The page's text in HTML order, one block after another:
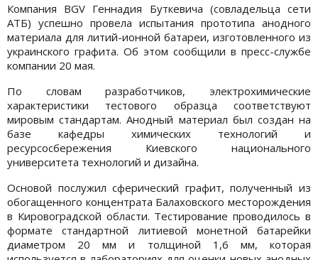
Компания BGV Геннадия Буткевича (совладельца сети
АТБ) успешно провела испытания прототипа анодного
материала для литий-ионной батареи, изготовленного из
украинского графита. Об этом сообщили в пресс-службе
компании 20 мая.
По словам разработчиков, электрохимические
характеристики тестового образца соответствуют
мировым стандартам. Анодный материал был создан на
базе кафедры химических технологий и
ресурсосбережения Киевского национального
университета технологий и дизайна.
Основой послужил сферический графит, полученный из
обогащенного концентрата Балаховского месторождения
в Кировоградской области. Тестирование проводилось в
формате стандартной литиевой монетной батарейки
диаметром 20 мм и толщиной 1,6 мм, которая